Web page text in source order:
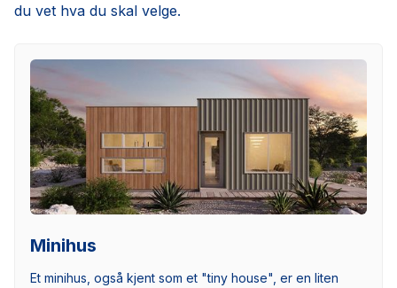
du vet hva du skal velge.
Minihus
Et minihus, også kjent som et "tiny house", er en liten